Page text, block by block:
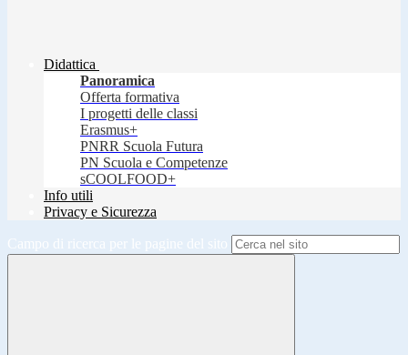
Didattica
Panoramica
Offerta formativa
I progetti delle classi
Erasmus+
PNRR Scuola Futura
PN Scuola e Competenze
sCOOLFOOD+
Info utili
Privacy e Sicurezza
Campo di ricerca per le pagine del sito